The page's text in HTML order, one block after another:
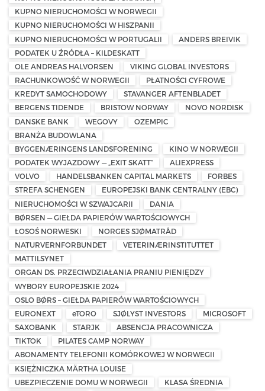
KUPNO NIERUCHOMOŚCI W NORWEGII
KUPNO NIERUCHOMOŚCI W HISZPANII
KUPNO NIERUCHOMOŚCI W PORTUGALII
ANDERS BREIVIK
PODATEK U ŹRÓDŁA – KILDESKATT
OLE ANDREAS HALVORSEN
VIKING GLOBAL INVESTORS
RACHUNKOWOŚĆ W NORWEGII
PŁATNOŚCI CYFROWE
KREDYT SAMOCHODOWY
STAVANGER AFTENBLADET
BERGENS TIDENDE
BRISTOW NORWAY
NOVO NORDISK
DANSKE BANK
WEGOVY
OZEMPIC
BRANŻA BUDOWLANA
BYGGENÆRINGENS LANDSFORENING
KINO W NORWEGII
PODATEK WYJAZDOWY — „EXIT SKATT”
ALIEXPRESS
VOLVO
HANDELSBANKEN CAPITAL MARKETS
FORBES
STREFA SCHENGEN
EUROPEJSKI BANK CENTRALNY (EBC)
NIERUCHOMOŚCI W SZWAJCARII
DANIA
BØRSEN — GIEŁDA PAPIERÓW WARTOŚCIOWYCH
ŁOSOŚ NORWESKI
NORGES SJØMATRÅD
NATURVERNFORBUNDET
VETERINÆRINSTITUTTET
MATTILSYNET
ORGAN DS. PRZECIWDZIAŁANIA PRANIU PIENIĘDZY
WYBORY EUROPEJSKIE 2024
OSLO BØRS – GIEŁDA PAPIERÓW WARTOŚCIOWYCH
EURONEXT
eTORO SJØLYST INVESTORS
MICROSOFT
SAXOBANK
STARJK
ABSENCJA PRACOWNICZA
TIKTOK
PILATES CAMP NORWAY
ABONAMENTY TELEFONII KOMÓRKOWEJ W NORWEGII
KSIĘŻNICZKA MÄRTHA LOUISE
UBEZPIECZENIE DOMU W NORWEGII
KLASA ŚREDNIA